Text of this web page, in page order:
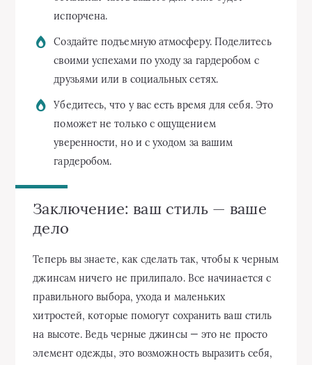
испорчена.
Создайте подъемную атмосферу. Поделитесь
своими успехами по уходу за гардеробом с
друзьями или в социальных сетях.
Убедитесь, что у вас есть время для себя. Это
поможет не только с ощущением
уверенности, но и с уходом за вашим
гардеробом.
Заключение: ваш стиль — ваше
дело
Теперь вы знаете, как сделать так, чтобы к черным
джинсам ничего не прилипало. Все начинается с
правильного выбора, ухода и маленьких
хитростей, которые помогут сохранить ваш стиль
на высоте. Ведь черные джинсы — это не просто
элемент одежды, это возможность выразить себя,